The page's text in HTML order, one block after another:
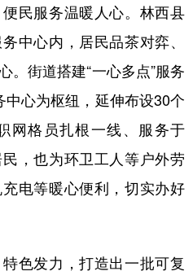
河北 山西
上海 江苏
福建 江西
湖北 湖南
青海 宁夏
民服务温暖人心。林西县
中心内，居民品茶对弈、
。街道搭建“一心多点”服务
心为枢纽，延伸布设30个
网格员扎根一线、服务于
，也为环卫工人等户外劳
电等暖心便利，切实办好
发力，打造出一批可复